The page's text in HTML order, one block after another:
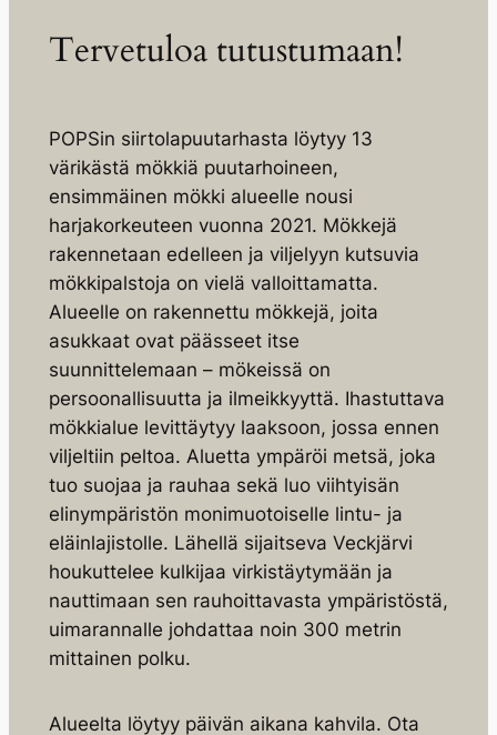
Tervetuloa tutustumaan!
POPSin siirtolapuutarhasta löytyy 13
värikästä mökkiä puutarhoineen,
ensimmäinen mökki alueelle nousi
harjakorkeuteen vuonna 2021. Mökkejä
rakennetaan edelleen ja viljelyyn kutsuvia
mökkipalstoja on vielä valloittamatta.
Alueelle on rakennettu mökkejä, joita
asukkaat ovat päässeet itse
suunnittelemaan – mökeissä on
persoonallisuutta ja ilmeikkyyttä. Ihastuttava
mökkialue levittäytyy laaksoon, jossa ennen
viljeltiin peltoa. Aluetta ympäröi metsä, joka
tuo suojaa ja rauhaa sekä luo viihtyisän
elinympäristön monimuotoiselle lintu- ja
eläinlajistolle. Lähellä sijaitseva Veckjärvi
houkuttelee kulkijaa virkistäytymään ja
nauttimaan sen rauhoittavasta ympäristöstä,
uimarannalle johdattaa noin 300 metrin
mittainen polku.
Alueelta löytyy päivän aikana kahvila. Ota